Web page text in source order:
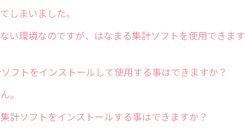
しまいました。
い環境なのですが、はなまる集計ソフトを使用できます
フトをインストールして使用する事はできますか？
。
計ソフトをインストールする事はできますか？